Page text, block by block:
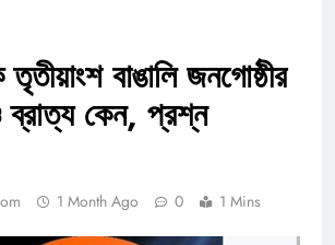
বাঙালি জনগোষ্ঠীর
কেন, প্রশ্ন
1 Month Ago 0 1 Mins